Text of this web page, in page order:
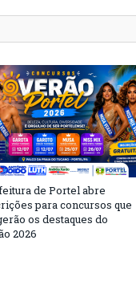
de Portel abre
para concursos que
os destaques do
2026